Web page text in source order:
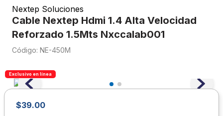
Nextep Soluciones
Cable Nextep Hdmi 1.4 Alta Velocidad
Reforzado 1.5Mts Nxccalab001
: NE-450M
Exclusivo en línea
$39.00
2.
libretas
3.
cuaderno
4.
cuadernos
colores
6.
boligrafo
7.
sacapuntas
8.
escolar